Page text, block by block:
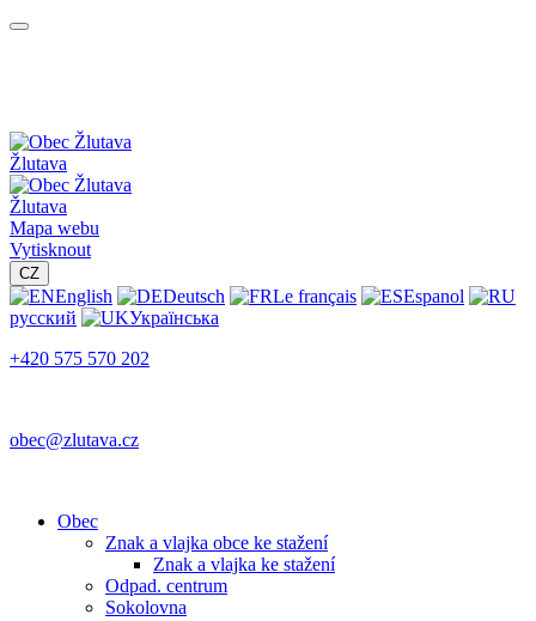
Žlutava
Žlutava
Mapa webu
Vytisknout
CZ
English Deutsch Le français
Espanol
русский
Українська
+420 575 570 202
obec@zlutava.cz
Obec
Znak a vlajka obce ke stažení
Znak a vlajka ke stažení
Odpad. centrum
Sokolovna